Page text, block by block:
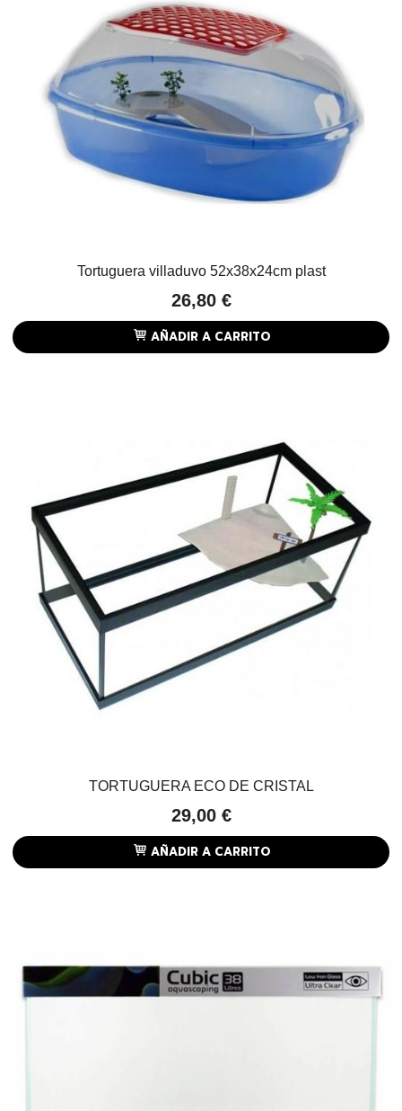
Tortuguera villaduvo 52x38x24cm plast
26,80 €
AÑADIR A CARRITO
TORTUGUERA ECO DE CRISTAL
29,00 €
AÑADIR A CARRITO